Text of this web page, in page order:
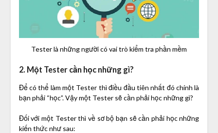
Tester là những người có vai trò kiểm tra phần mềm
2. Một Tester cần học những gì?
Để có thể làm một Tester thì điều đầu tiên nhất đó chính là
bạn phải “học”. Vậy một Tester sẽ cần phải học những gì?
Đối với một Tester thì về sơ bộ bạn sẽ cần phải học những
kiến thức như sau: